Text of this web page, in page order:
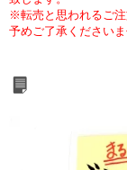
※転売と思われるご注
予めご了承くださいま